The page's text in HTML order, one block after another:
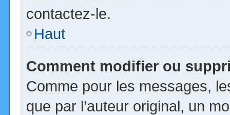
contactez-le.
Haut
Comment modifier ou
Comme pour les messages,
que par l’auteur original, un